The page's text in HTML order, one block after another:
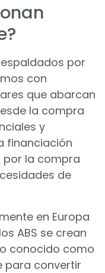
por
con
que abarcan
la compra
y
financiación
por la compra
de
en Europa
ABS se crean
conocido como
para convertir